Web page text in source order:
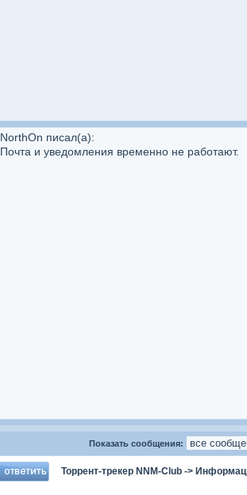
NorthOn писал(а):
Почта и уведомления временно не работают.
Показать сообщения:
Торрент-трекер NNM-Club ->